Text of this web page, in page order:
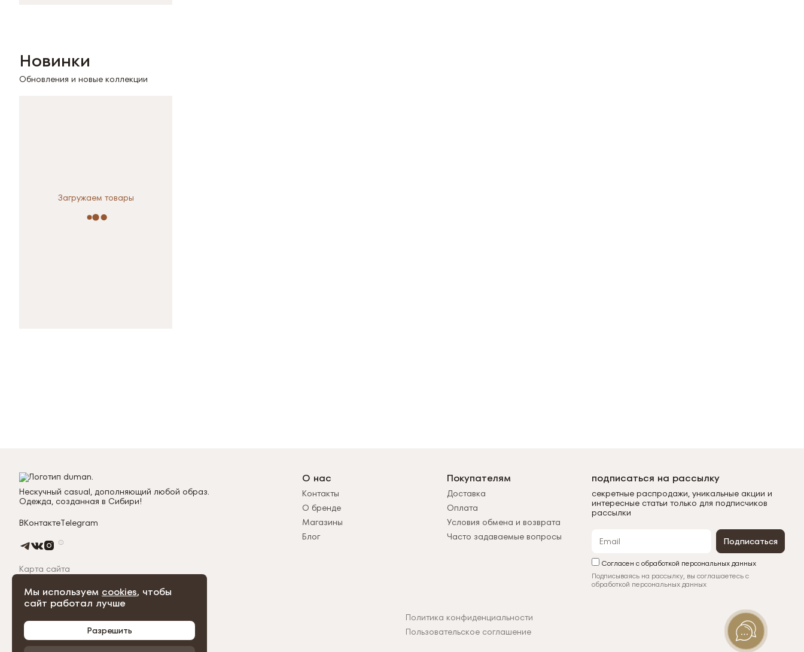
Мы используем cookies, чтобы
сайт работал лучше
Разрешить
Новинки
Обновления и новые коллекции
Загружаем товары
Нескучный casual, дополняющий любой образ.
Одежда, созданная в Сибири!
ВКонтактеTelegram
Карта сайта
О нас
Контакты
О бренде
Магазины
Блог
Покупателям
Доставка
Оплата
Условия обмена и возврата
Часто задаваемые вопросы
подписаться на рассылку
секретные распродажи, уникальные акции и
интересные статьи только для подписчиков
рассылки
Подписаться
Согласен с обработкой персональных данных
Подписываясь на рассылку, вы соглашаетесь с
обработкой персональных данных
Политика конфиденциальности
Пользовательское соглашение